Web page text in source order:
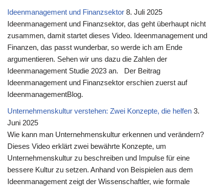
Ideenmanagement und Finanzsektor 8. Juli 2025
Ideenmanagement und Finanzsektor, das geht überhaupt nicht
zusammen, damit startet dieses Video. Ideenmanagement und
Finanzen, das passt wunderbar, so werde ich am Ende
argumentieren. Sehen wir uns dazu die Zahlen der
Ideenmanagement Studie 2023 an. Der Beitrag
Ideenmanagement und Finanzsektor erschien zuerst auf
IdeenmanagementBlog.
Unternehmenskultur verstehen: Zwei Konzepte, die helfen 3.
Juni 2025
Wie kann man Unternehmenskultur erkennen und verändern?
Dieses Video erklärt zwei bewährte Konzepte, um
Unternehmenskultur zu beschreiben und Impulse für eine
bessere Kultur zu setzen. Anhand von Beispielen aus dem
Ideenmanagement zeigt der Wissenschaftler, wie formale